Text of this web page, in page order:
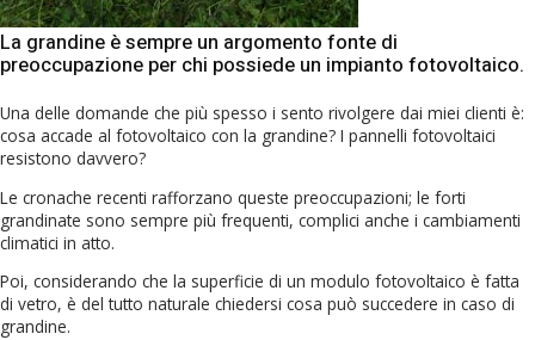
La grandine è sempre un argomento fonte di
preoccupazione per chi possiede un impianto fotovoltaico.
Una delle domande che più spesso i sento rivolgere dai miei clienti è:
cosa accade al fotovoltaico con la grandine? I pannelli fotovoltaici
resistono davvero?
Le cronache recenti rafforzano queste preoccupazioni; le forti
grandinate sono sempre più frequenti, complici anche i cambiamenti
climatici in atto.
Poi, considerando che la superficie di un modulo fotovoltaico è fatta
di vetro, è del tutto naturale chiedersi cosa può succedere in caso di
grandine.